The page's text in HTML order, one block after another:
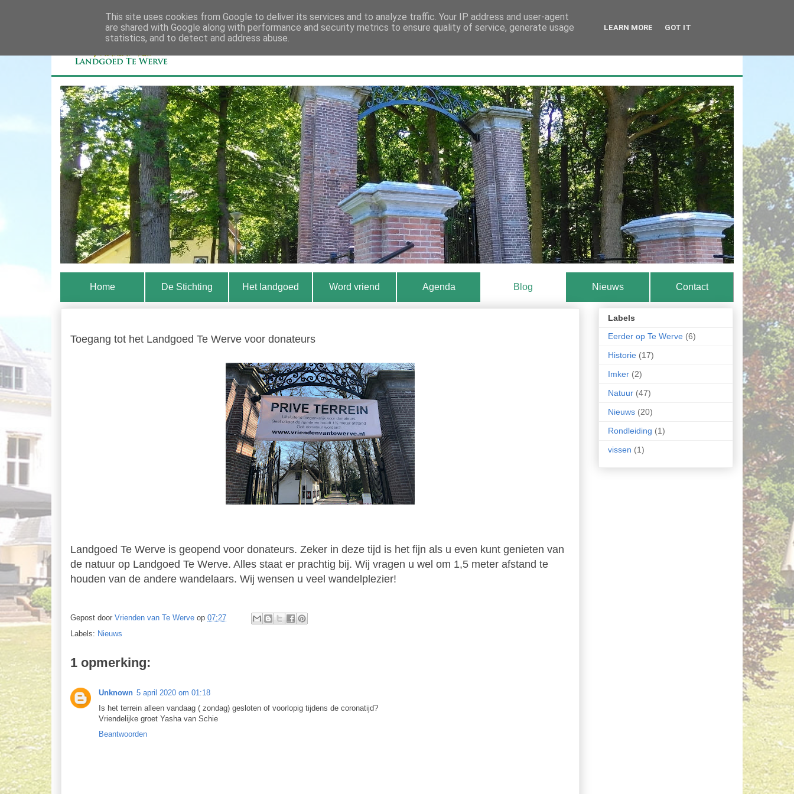
Home De Stichting Het landgoed Word vriend Agenda Blog Nieuws Contact
Toegang tot het Landgoed Te Werve voor donateurs
Landgoed Te Werve is geopend voor donateurs. Zeker in deze tijd is het fijn als u even kunt genieten van
de natuur op Landgoed Te Werve. Alles staat er prachtig bij. Wij vragen u wel om 1,5 meter afstand te
houden van de andere wandelaars. Wij wensen u veel wandelplezier!
Gepost door Vrienden van Te Werve op 07:27
Labels: Nieuws
1 opmerking:
Unknown 5 april 2020 om 01:18
Is het terrein alleen vandaag ( zondag) gesloten of voorlopig tijdens de coronatijd?
Vriendelijke groet Yasha van Schie
Beantwoorden
Labels
Eerder op Te Werve (6)
Historie (17)
Imker (2)
Natuur (47)
Nieuws (20)
Rondleiding (1)
vissen (1)
This site uses cookies from Google to deliver its services and to analyze traffic. Your IP address and user-agent
are shared with Google along with performance and security metrics to ensure quality of service, generate usage
statistics, and to detect and address abuse.
LEARN MORE GOT IT